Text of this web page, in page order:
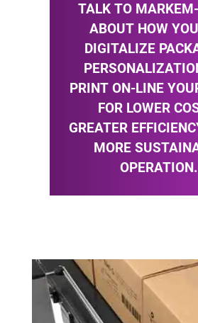
TALK TO
ABOUT HOW
DIGITALIZE
PRINT ON-LINE
FOR LOWER
GREATER
MORE
OPERATION.